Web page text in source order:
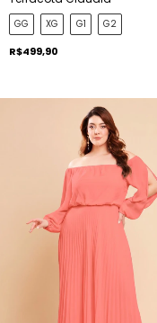
GG XG G1 G2
R$499,90